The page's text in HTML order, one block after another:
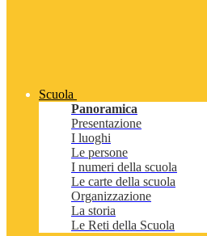
Scuola
Panoramica
Presentazione
I luoghi
Le persone
I numeri della scuola
Le carte della scuola
Organizzazione
La storia
Le Reti della Scuola